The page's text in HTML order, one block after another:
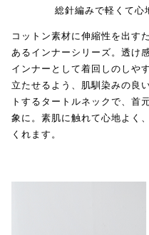
総針編みで軽くて心
コットン素材に伸縮性を出す
あるインナーシリーズ。透け
インナーとして着回しのしや
立たせるよう、肌馴染みの良
トするタートルネックで、首
象に。素肌に触れて心地よく
くれます。